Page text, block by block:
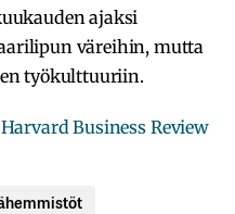
ajaksi
väreihin, mutta
työkulttuuriin.
Harvard Business Review